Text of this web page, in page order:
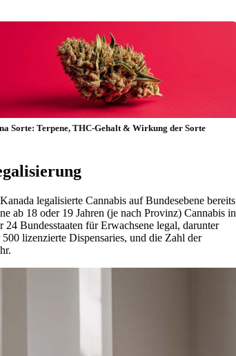
Sorte: Terpene, THC-Gehalt & Wirkung der Sorte
legalisierte Cannabis auf Bundesebene bereits
ab 18 oder 19 Jahren (je nach Provinz) Cannabis in
Bundesstaaten für Erwachsene legal, darunter
lizenzierte Dispensaries, und die Zahl der